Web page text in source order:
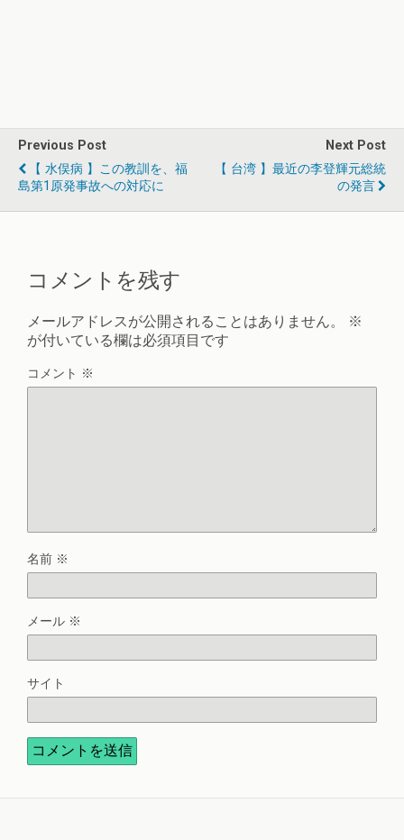
Previous Post
【 水俣病 】この教訓を、福
島第1原発事故への対応に
Next Post
【 台湾 】最近の李登輝元総統
の発言
コメントを残す
メールアドレスが公開されることはありません。
※
が付いている欄は必須項目です
コメント ※
名前 ※
メール ※
サイト